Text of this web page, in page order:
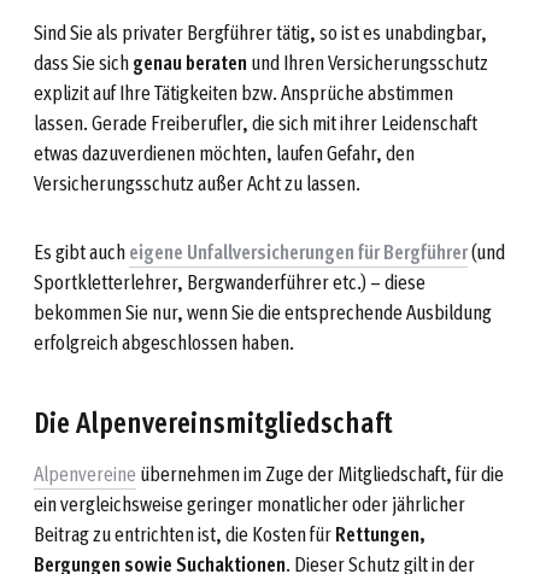
Sind Sie als privater Bergführer tätig, so ist es unabdingbar,
dass Sie sichgenau beraten und Ihren Versicherungsschutz
explizit auf Ihre Tätigkeiten bzw. Ansprüche abstimmen
lassen. Gerade Freiberufler, die sich mit ihrer Leidenschaft
etwas dazuverdienen möchten, laufen Gefahr, den
Versicherungsschutz außer Acht zu lassen.
Es gibt aucheigene Unfallversicherungen für Bergführer(und
Sportkletterlehrer, Bergwanderführer etc.) – diese
bekommen Sie nur, wenn Sie die entsprechende Ausbildung
erfolgreich abgeschlossen haben.
Die Alpenvereinsmitgliedschaft
Alpenvereine übernehmen im Zuge der Mitgliedschaft, für die
ein vergleichsweise geringer monatlicher oder jährlicher
Beitrag zu entrichten ist, die Kosten fürRettungen,
Bergungen sowie Suchaktionen. Dieser Schutz gilt in der